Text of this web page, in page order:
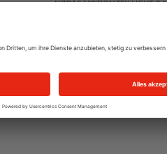
NITRAS MOTION TEX
Tragekomfort dank weichem
einlaufvorbehandelt,
Nackenband, robuste
abreißbare Pflegeetiketten,
Fit für einen optimalen Sitz,